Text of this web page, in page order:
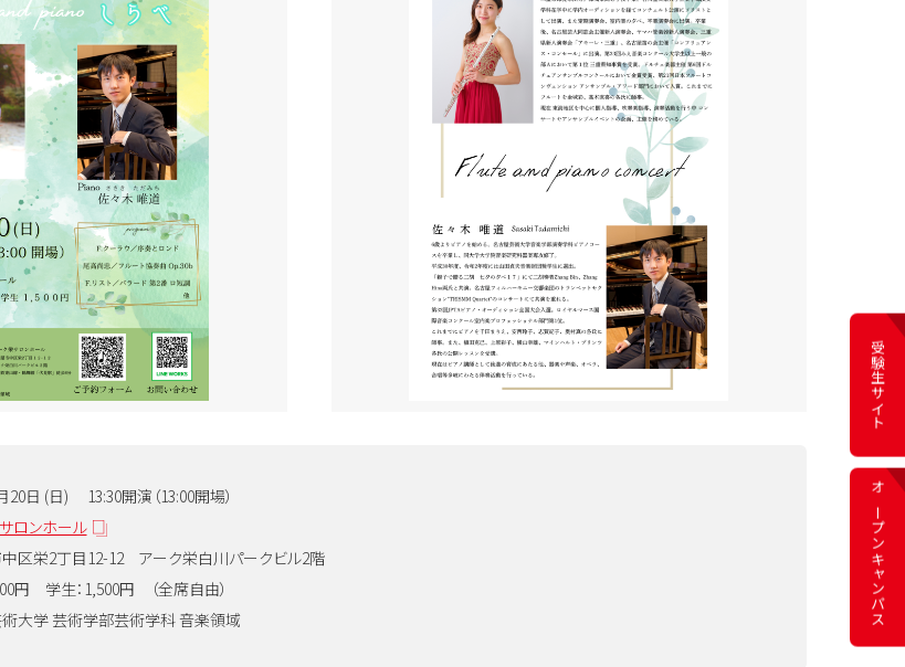
(日) 13:30開演（13:00開場）
ロンホール
目12-12 アーク栄白川パークビル2階
学生：1,500円 （全席自由）
芸術学部芸術学科 音楽領域
オープン
キャンパス
受験生サイト